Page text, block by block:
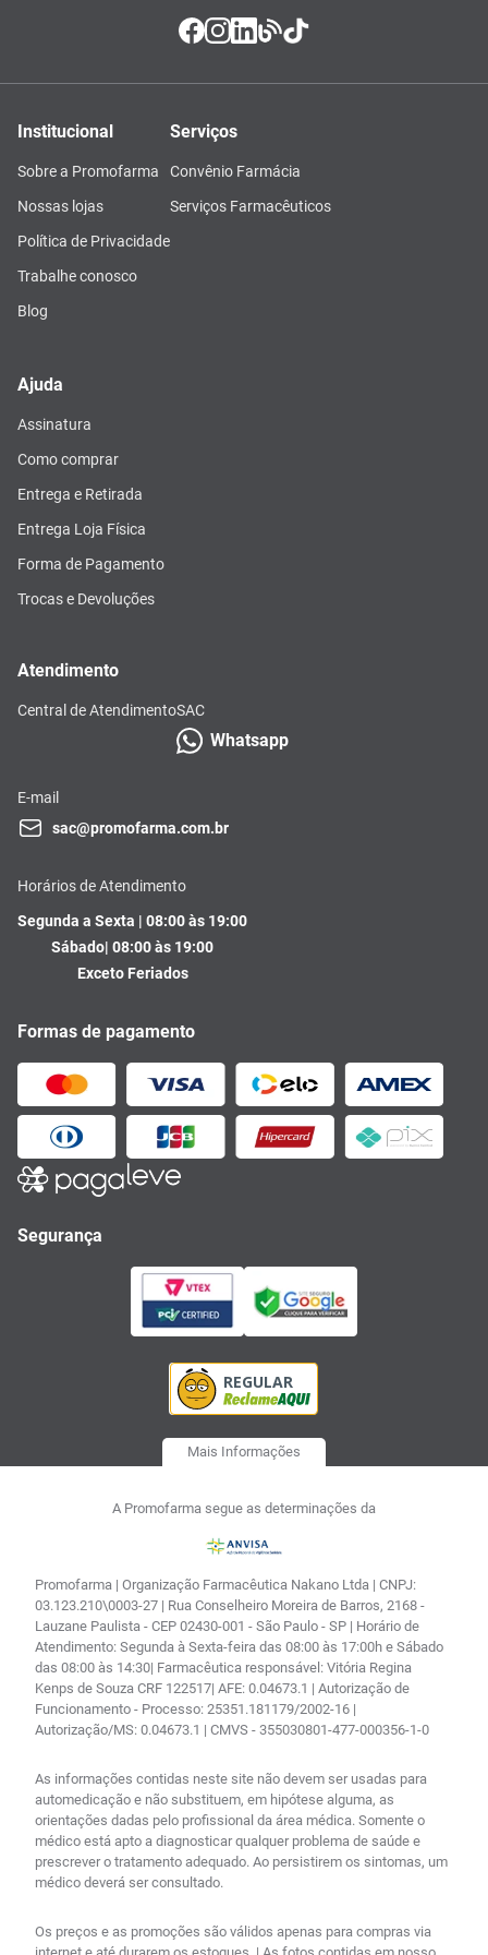
Institucional
Sobre a Promofarma
Nossas lojas
Política de Privacidade
Trabalhe conosco
Blog
Serviços
Convênio Farmácia
Serviços Farmacêuticos
Ajuda
Assinatura
Como comprar
Entrega e Retirada
Entrega Loja Física
Forma de Pagamento
Trocas e Devoluções
Atendimento
Central de AtendimentoSAC
Whatsapp
E-mail
sac@promofarma.com.br
Horários de Atendimento
Segunda a Sexta | 08:00 às 19:00
Sábado| 08:00 às 19:00
Exceto Feriados
Formas de pagamento
Segurança
Mais Informações
A Promofarma segue as determinações da
Promofarma | Organização Farmacêutica Nakano Ltda | CNPJ:
03.123.210\0003-27 | Rua Conselheiro Moreira de Barros, 2168 -
Lauzane Paulista - CEP 02430-001 - São Paulo - SP | Horário de
Atendimento: Segunda à Sexta-feira das 08:00 às 17:00h e Sábado
das 08:00 às 14:30| Farmacêutica responsável: Vitória Regina
Kenps de Souza CRF 122517| AFE: 0.04673.1 | Autorização de
Funcionamento - Processo: 25351.181179/2002-16 |
Autorização/MS: 0.04673.1 | CMVS - 355030801-477-000356-1-0
As informações contidas neste site não devem ser usadas para
automedicação e não substituem, em hipótese alguma, as
orientações dadas pelo profissional da área médica. Somente o
médico está apto a diagnosticar qualquer problema de saúde e
prescrever o tratamento adequado. Ao persistirem os sintomas, um
médico deverá ser consultado.
Os preços e as promoções são válidos apenas para compras via